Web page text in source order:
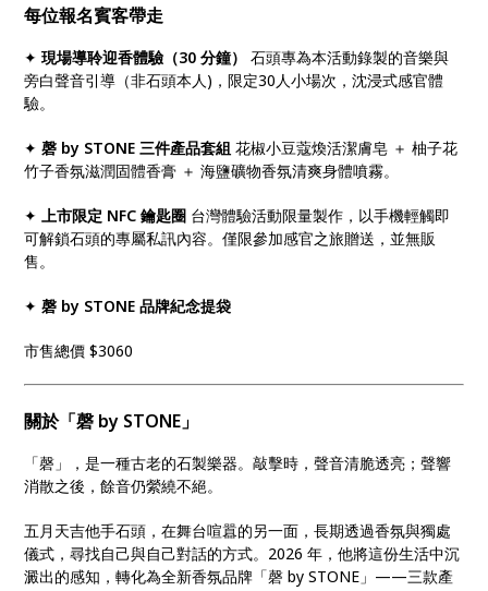
每位報名賓客帶走
✦現場導聆迎香體驗（30 分鐘）
石頭專為本活動錄製的音樂與
旁白聲音引導（非石頭本人)，限定30人小場次，沈浸式感官體
驗。
✦磬 by STONE 三件產品套組 花椒小豆蔻煥活潔膚皂 ＋ 柚子花
竹子香氛滋潤固體香膏 ＋ 海鹽礦物香氛清爽身體噴霧。
✦上市限定 NFC 鑰匙圈 台灣體驗活動限量製作，以手機輕觸即
可解鎖石頭的專屬私訊內容。僅限參加感官之旅贈送，並無販
售。
✦磬 by STONE 品牌紀念提袋
市售總價 $3060
關於「磬 by STONE」
「磬」，是一種古老的石製樂器。敲擊時，聲音清脆透亮；聲響
消散之後，餘音仍縈繞不絕。
五月天吉他手石頭，在舞台喧囂的另一面，長期透過香氛與獨處
儀式，尋找自己與自己對話的方式。2026 年，他將這份生活中沉
澱出的感知，轉化為全新香氛品牌「磬 by STONE」——三款產